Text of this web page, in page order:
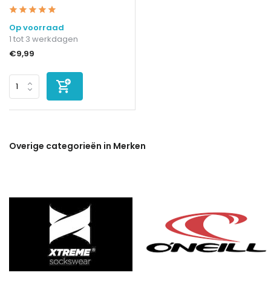
Op voorraad
1 tot 3 werkdagen
€9,99
Overige categorieën in Merken